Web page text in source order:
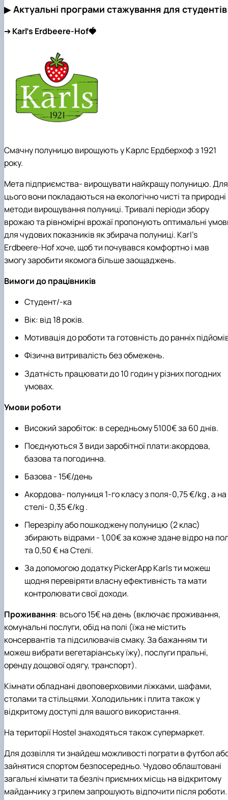
▶Актуальні програми стажування для
➔Karl’s Erdbeere-Hof🍓
Смачну полуницю вирощують у Карлс Ердберхоф з 1921
року.
Мета підприємства- вирощувати найкращу полуницю. Для
цього вони покладаються на екологічно чисті та природні
методи вирощування полуниці. Тривалі періоди збору
врожаю та рівномірні врожаї пропонують оптимальні
для чудових показників як збирача полуниці. Karl’s
Erdbeere-Hof хоче, щоб ти почувався комфортно і мав
змогу заробити якомога більше заощаджень.
Вимоги до працівників
Студент/-ка
Вік: від 18 років.
Мотивація до роботи та готовність до ранніх
Фізична витривалість без обмежень.
Здатність працювати до 10 годин у різних погодних
умовах.
Умови роботи
Високий заробіток: в середньому 5100€ за 60 днів.
Поєднуються 3 види заробітної плати:акордова,
базова та погодинна.
Базова - 15€/день
Акордова- полуниця 1-го класу з поля-0,75 €/kg , а на
стелі- 0,35 €/kg .
Перезрілу або пошкоджену полуницю (2 клас)
збирають відрами - 1,00€ за кожне здане відро на
та 0,50 € на Стелі.
За допомогою додатку PickerApp Karls ти можеш
щодня перевіряти власну ефективність та мати
контролювати свої доходи.
Проживання: всього 15€ на день (включає проживання,
комунальні послуги, обід на полі (їжа не містить
консервантів та підсилювачів смаку. За бажанням ти
можеш вибрати вегетаріанську їжу), послуги пральні,
оренду дощової одягу, транспорт).
Кімнати обладнані двоповерховими ліжками, шафами,
столами та стільцями. Холодильник і плита також у
відкритому доступі для вашого використання.
На території Hostel знаходяться також супермаркет.
Для дозвілля ти знайдеш можливості пограти в футбол
зайнятися спортом безпосередньо. Чудово облаштовані
загальні кімнати та безліч приємних місць на відкритому
майданчику з грилем запрошують відпочити після роботи.